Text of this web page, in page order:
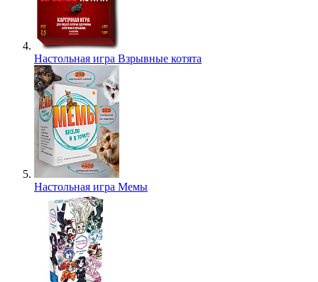
Настольная игра Взрывные котята
Настольная игра Мемы